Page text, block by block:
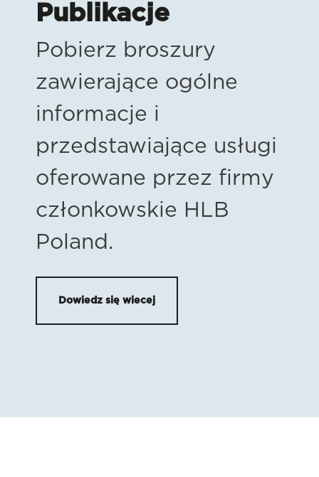
Publikacje
Pobierz broszury
zawierające ogólne
informacje i
przedstawiające usługi
oferowane przez firmy
członkowskie HLB
Poland.
Dowiedz się wiecej